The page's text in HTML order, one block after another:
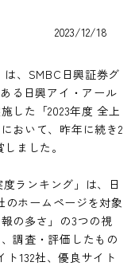
2023/12/18
、SMBC日興証券グ
る日興アイ・アール
した「2023年度 全上
おいて、昨年に続き2
ました。
度ランキング」は、日
ホームページを対象
の多さ」の3つの視
調査・評価したもの
132社、優良サイト